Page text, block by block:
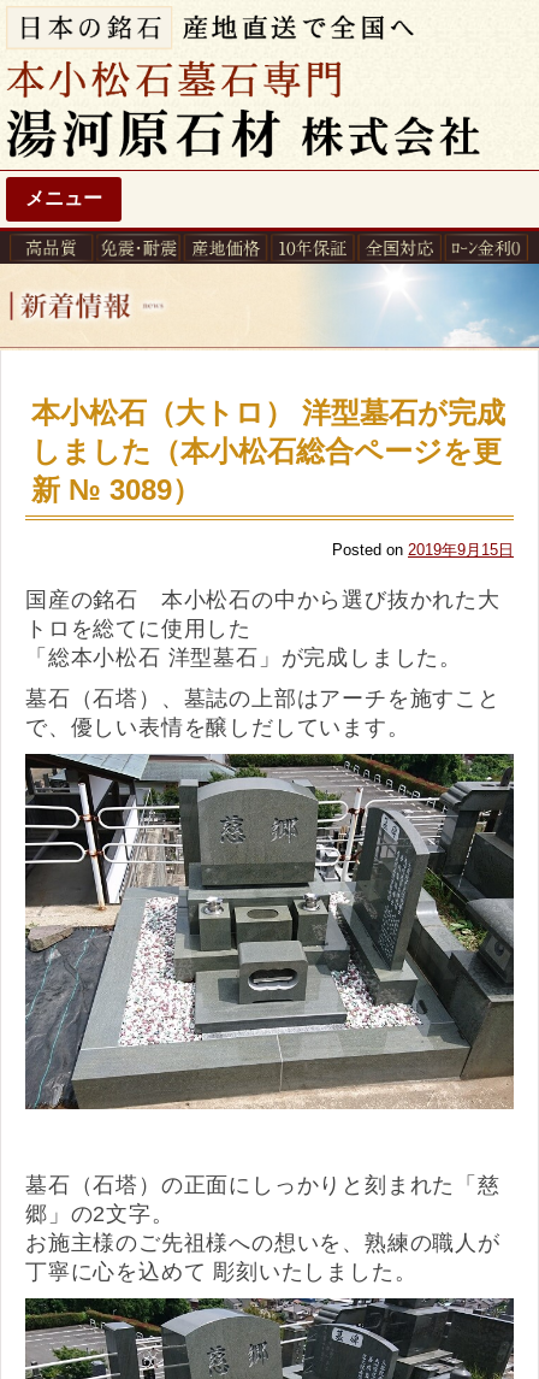
メニュー
本小松石（大トロ） 洋型墓石が完成
しました（本小松石総合ページを更
新 № 3089）
Posted on 2019年9月15日
国産の銘石 本小松石の中から選び抜かれた大
トロを総てに使用した
「総本小松石 洋型墓石」が完成しました。
墓石（石塔）、墓誌の上部はアーチを施すこと
で、優しい表情を醸しだしています。
墓石（石塔）の正面にしっかりと刻まれた「慈
郷」の2文字。
お施主様のご先祖様への想いを、熟練の職人が
丁寧に心を込めて 彫刻いたしました。